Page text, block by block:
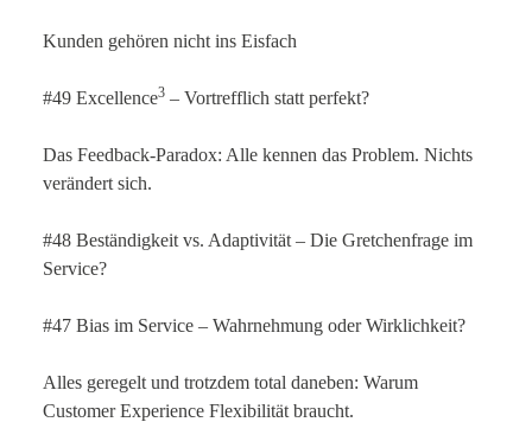
Kunden gehören nicht ins Eisfach
#49 Excellence3 – Vortrefflich statt perfekt?
Das Feedback-Paradox: Alle kennen das Problem. Nichts
verändert sich.
#48 Beständigkeit vs. Adaptivität – Die Gretchenfrage im
Service?
#47 Bias im Service – Wahrnehmung oder Wirklichkeit?
Alles geregelt und trotzdem total daneben: Warum
Customer Experience Flexibilität braucht.